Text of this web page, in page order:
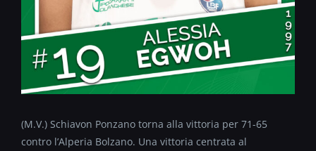
(M.V.) Schiavon Ponzano torna alla vittoria per 71-65
contro l’Alperia Bolzano. Una vittoria centrata al